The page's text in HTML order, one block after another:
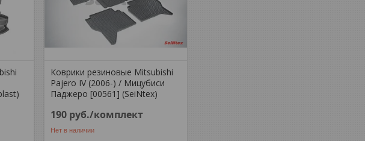
Коврики резиновые Mitsubishi
Pajero IV (2006-) / Мицубиси
Паджеро [00561] (SeiNtex)
190 руб./комплект
Нет в наличии